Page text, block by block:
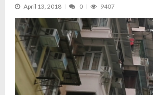
April 13, 2018 0 9407